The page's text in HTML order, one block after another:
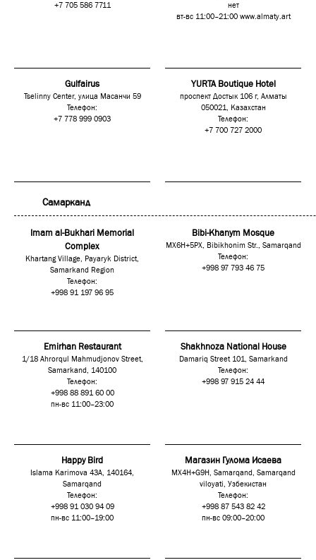
+7 705 586 7711
нет
вт-вс 11:00–21:00 www.almaty.art
Gulfairus
Tselinny Center, улица Масанчи 59
Телефон:
+7 778 999 0903
YURTA Boutique Hotel
проспект Достык 106 г, Алматы
050021, Казахстан
Телефон:
+7 700 727 2000
Самарканд
Imam al-Bukhari Memorial
Complex
Khartang Village, Payaryk District,
Samarkand Region
Телефон:
+998 91 197 96 95
Bibi-Khanym Mosque
MX6H+5PX, Bibikhonim Str., Samarqand
Телефон:
+998 97 793 46 75
Emirhan Restaurant
1/18 Ahrorqul Mahmudjonov Street,
Samarkand, 140100
Телефон:
+998 88 891 60 00
пн-вс 11:00–23:00
Shakhnoza National House
Damariq Street 101, Samarkand
Телефон:
+998 97 915 24 44
Happy Bird
Islama Karimova 43A, 140164,
Samarqand
Телефон:
+998 91 030 94 09
пн-вс 11:00–19:00
Магазин Гулома Исаева
MX4H+G9H, Samarqand, Samarqand
viloyati, Узбекистан
Телефон:
+998 87 543 82 42
пн-вс 09:00–20:00